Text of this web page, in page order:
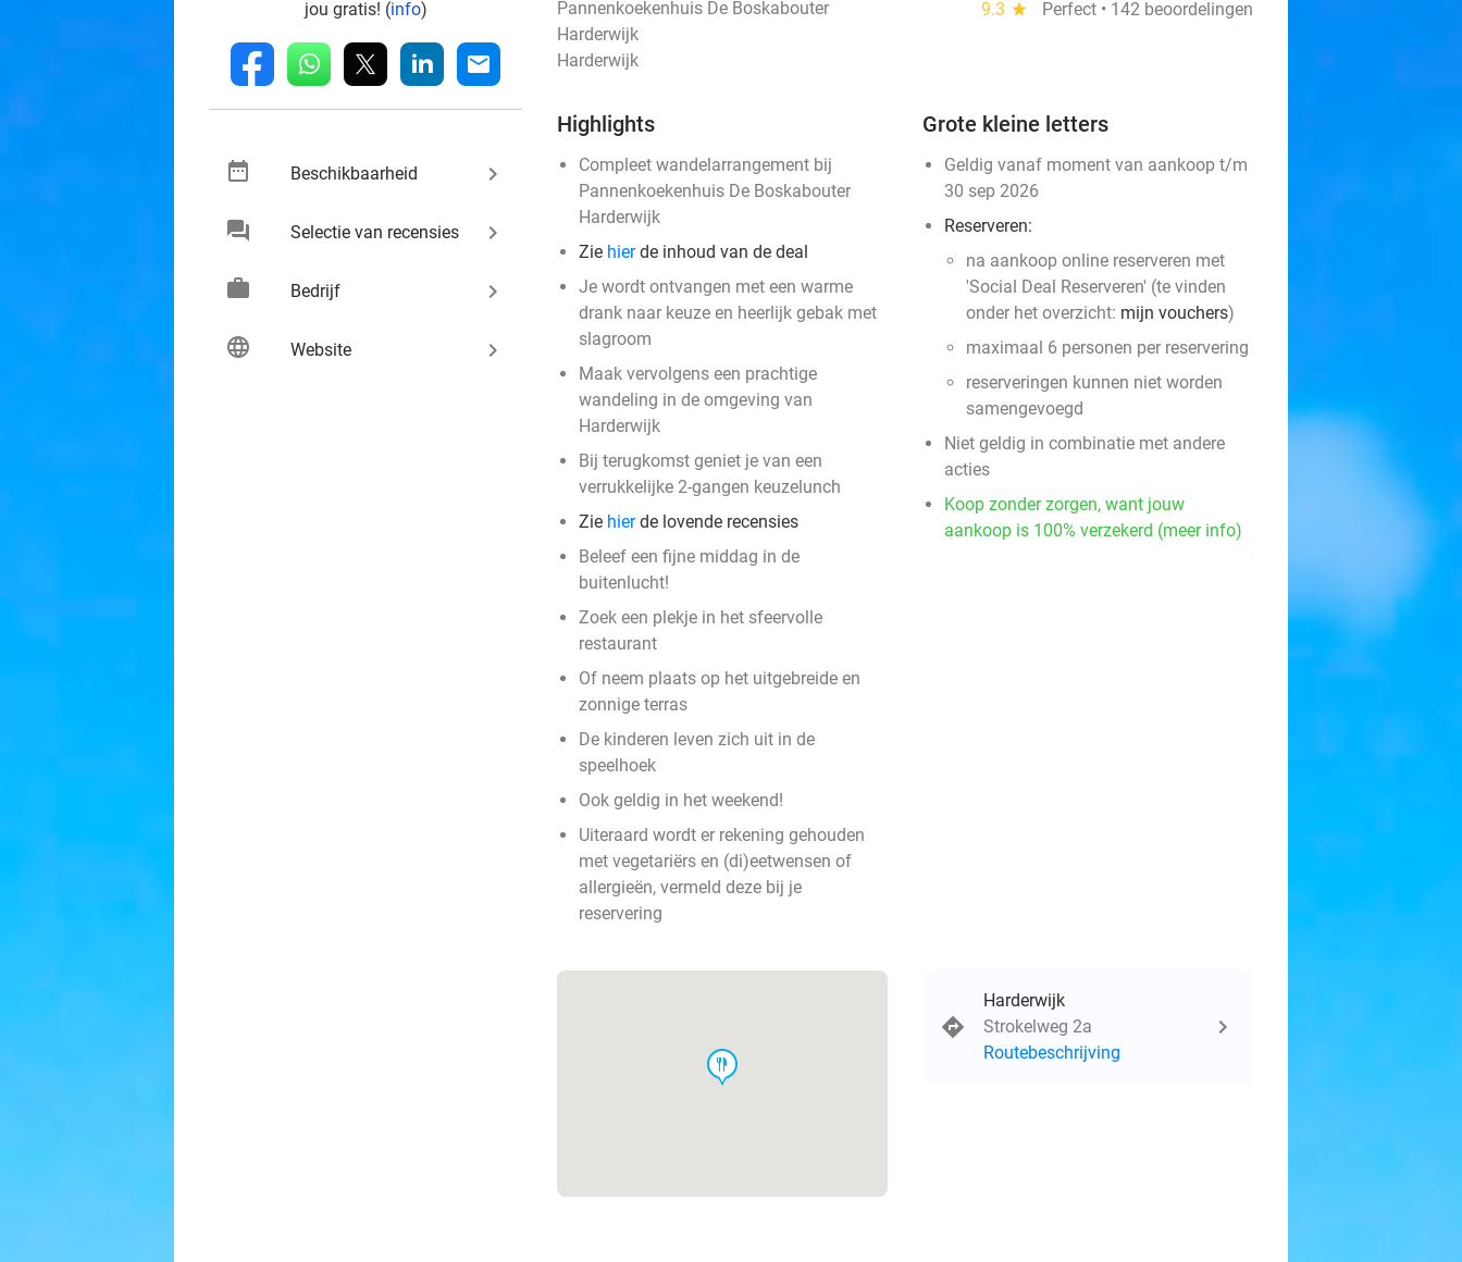
jou gratis! (info)
fb whatsapp linkedin mail
date_range Beschikbaarheid keyboard_arrow_right
chat Selectie van recensies keyboard_arrow_right
work Bedrijf keyboard_arrow_right
language Website keyboard_arrow_right
Pannenkoekenhuis De Boskabouter
Harderwijk
9.3 star Perfect • 142 beoordelingen
Harderwijk
Highlights
Compleet wandelarrangement bij
Pannenkoekenhuis De Boskabouter
Harderwijk
Zie hierde inhoud van de deal
Je wordt ontvangen met een warme
drank naar keuze en heerlijk gebak met
slagroom
Maak vervolgens een prachtige
wandeling in de omgeving van
Harderwijk
Bij terugkomst geniet je van een
verrukkelijke 2-gangen keuzelunch
Zie hierde lovende recensies
Beleef een fijne middag in de
buitenlucht!
Zoek een plekje in het sfeervolle
restaurant
Of neem plaats op het uitgebreide en
zonnige terras
De kinderen leven zich uit in de
speelhoek
Ook geldig in het weekend!
Uiteraard wordt er rekening gehouden
met vegetariërs en (di)eetwensen of
allergieën, vermeld deze bij je
reservering
Grote kleine letters
Geldig vanaf moment van aankoop t/m
30 sep 2026
Reserveren:
na aankoop online reserveren met
'Social Deal Reserveren' (te vinden
onder het overzicht: mijn vouchers)
maximaal 6 personen per reservering
reserveringen kunnen niet worden
samengevoegd
Niet geldig in combinatie met andere
acties
Koop zonder zorgen, want jouw
aankoop is 100% verzekerd (meer info)
food
Harderwijk
Strokelweg 2a
Routebeschrijving